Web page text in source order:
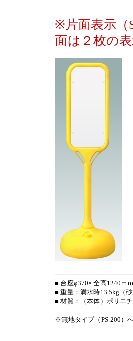
※片面表示（
面は２枚の
■ 台座φ370× 全高1240ｍ
■ 重量：満水時13.5kg（砂
■ 材質：（本体）ポリエ
※無地タイプ（PS-200）